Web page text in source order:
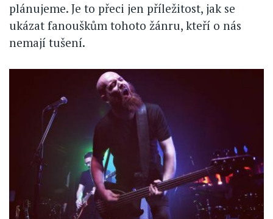
plánujeme. Je to přeci jen příležitost, jak se
ukázat fanouškům tohoto žánru, kteří o nás
nemají tušení.